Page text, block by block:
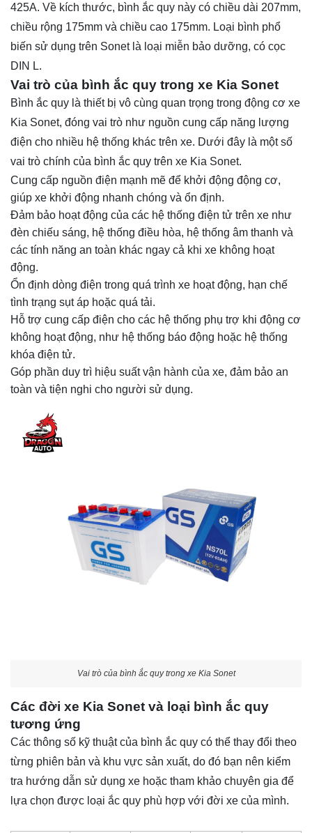
425A. Về kích thước, bình ắc quy này có chiều dài 207mm,
chiều rộng 175mm và chiều cao 175mm. Loại bình phổ
biến sử dụng trên Sonet là loại miễn bảo dưỡng, có cọc
DIN L.
Vai trò của bình ắc quy trong xe Kia Sonet
Bình ắc quy là thiết bị vô cùng quan trọng trong động cơ xe
Kia Sonet, đóng vai trò như nguồn cung cấp năng lượng
điện cho nhiều hệ thống khác trên xe. Dưới đây là một số
vai trò chính của bình ắc quy trên xe Kia Sonet.
Cung cấp nguồn điện mạnh mẽ để khởi động động cơ,
giúp xe khởi động nhanh chóng và ổn định.
Đảm bảo hoạt động của các hệ thống điện tử trên xe như
đèn chiếu sáng, hệ thống điều hòa, hệ thống âm thanh và
các tính năng an toàn khác ngay cả khi xe không hoạt
động.
Ổn định dòng điện trong quá trình xe hoạt động, hạn chế
tình trạng sụt áp hoặc quá tải.
Hỗ trợ cung cấp điện cho các hệ thống phụ trợ khi động cơ
không hoạt động, như hệ thống báo động hoặc hệ thống
khóa điện tử.
Góp phần duy trì hiệu suất vận hành của xe, đảm bảo an
toàn và tiện nghi cho người sử dụng.
Vai trò của bình ắc quy trong xe Kia Sonet
Các đời xe Kia Sonet và loại bình ắc quy
tương ứng
Các thông số kỹ thuật của bình ắc quy có thể thay đổi theo
từng phiên bản và khu vực sản xuất, do đó bạn nên kiểm
tra hướng dẫn sử dụng xe hoặc tham khảo chuyên gia để
lựa chọn được loại ắc quy phù hợp với đời xe của mình.